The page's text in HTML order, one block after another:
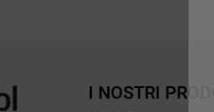
I NOSTRI